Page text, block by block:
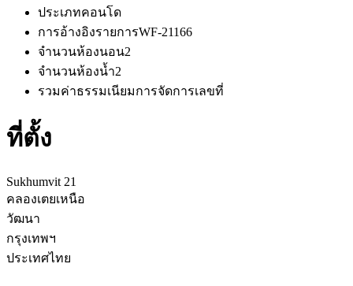
ประเภทคอนโด
การอ้างอิงรายการWF-21166
จำนวนห้องนอน2
จำนวนห้องน้ำ2
รวมค่าธรรมเนียมการจัดการเลขที่
ที่ตั้ง
Sukhumvit 21
คลองเตยเหนือ
วัฒนา
กรุงเทพฯ
ประเทศไทย